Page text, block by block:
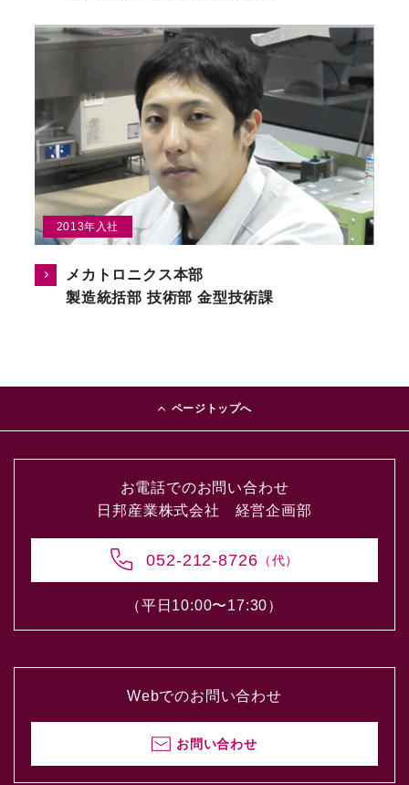
2013年入社
メカトロニクス本部
製造統括部 技術部 金型技術課
ページトップへ
お電話でのお問い合わせ
日邦産業株式会社 経営企画部
052-212-8726 （代）
（平日10:00〜17:30）
Webでのお問い合わせ
お問い合わせ